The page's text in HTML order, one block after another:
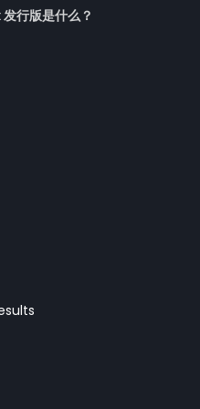
行版是什么？